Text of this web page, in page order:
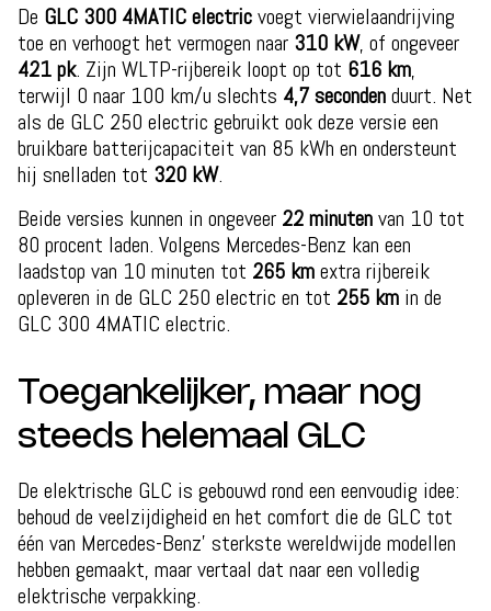
De GLC 300 4MATIC electricvoegt vierwielaandrijving
toe en verhoogt het vermogen naar 310 kW, of ongeveer
421 pk. Zijn WLTP-rijbereik loopt op tot 616 km,
terwijl 0 naar 100 km/u slechts 4,7 secondenduurt. Net
als de GLC 250 electric gebruikt ook deze versie een
bruikbare batterijcapaciteit van 85 kWh en ondersteunt
hij snelladen tot 320 kW.
Beide versies kunnen in ongeveer 22 minutenvan 10 tot
80 procent laden. Volgens Mercedes-Benz kan een
laadstop van 10 minuten tot 265 kmextra rijbereik
opleveren in de GLC 250 electric en tot 255 km in de
GLC 300 4MATIC electric.
Toegankelijker, maar nog
steeds helemaal GLC
De elektrische GLC is gebouwd rond een eenvoudig idee:
behoud de veelzijdigheid en het comfort die de GLC tot
één van Mercedes-Benz’ sterkste wereldwijde modellen
hebben gemaakt, maar vertaal dat naar een volledig
elektrische verpakking.